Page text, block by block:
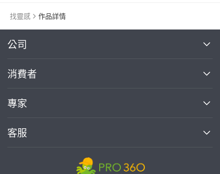
找靈感 作品詳情
公司
關於我們
部落格
加入我們
消費者
買服務
熱門服務
專家
案件中心
客服
繼續完成